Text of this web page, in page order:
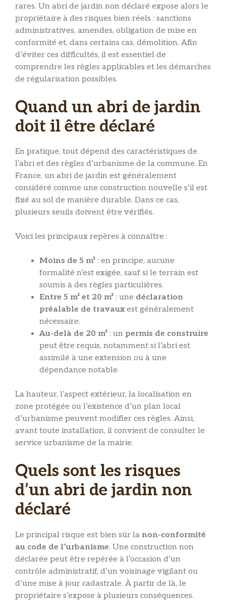
rares. Un abri de jardin non déclaré expose alors le
propriétaire à des risques bien réels : sanctions
administratives, amendes, obligation de mise en
conformité et, dans certains cas, démolition. Afin
d’éviter ces difficultés, il est essentiel de
comprendre les règles applicables et les démarches
de régularisation possibles.
Quand un abri de jardin
doit il être déclaré
En pratique, tout dépend des caractéristiques de
l’abri et des règles d’urbanisme de la commune. En
France, un abri de jardin est généralement
considéré comme une construction nouvelle s’il est
fixé au sol de manière durable. Dans ce cas,
plusieurs seuils doivent être vérifiés.
Voici les principaux repères à connaître :
Moins de 5 m² : en principe, aucune
formalité n’est exigée, sauf si le terrain est
soumis à des règles particulières.
Entre 5 m² et 20 m² : une déclaration
préalable de travaux est généralement
nécessaire.
Au-delà de 20 m² : un permis de construire
peut être requis, notamment si l’abri est
assimilé à une extension ou à une
dépendance notable.
La hauteur, l’aspect extérieur, la localisation en
zone protégée ou l’existence d’un plan local
d’urbanisme peuvent modifier ces règles. Ainsi,
avant toute installation, il convient de consulter le
service urbanisme de la mairie.
Quels sont les risques
d’un abri de jardin non
déclaré
Le principal risque est bien sûr la non-conformité
au code de l’urbanisme. Une construction non
déclarée peut être repérée à l’occasion d’un
contrôle administratif, d’un voisinage vigilant ou
d’une mise à jour cadastrale. À partir de là, le
propriétaire s’expose à plusieurs conséquences.